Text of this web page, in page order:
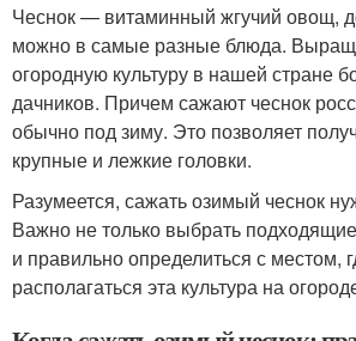
Чеснок — витаминный жгучий овощ,
можно в самые разные блюда.
огородную культуру в нашей стране
дачников. Причем сажают чеснок
обычно под зиму. Это позволяет
крупные и лежкие головки.
Разумеется, сажать озимый чеснок
Важно не только выбрать
и правильно определиться с местом,
располагаться эта культура на